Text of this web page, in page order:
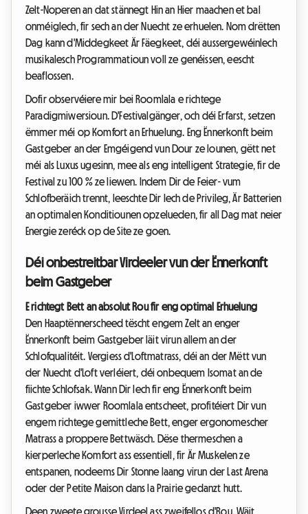
Zelt-Noperen an dat stännegt Hin an Hier maachen et bal
onméiglech, fir sech an der Nuecht ze erhuelen. Nom drëtten
Dag kann d'Middegkeet Är Fäegkeet, déi aussergewéinlech
musikalesch Programmatioun voll ze genéissen, eescht
beaflossen.
Dofir observéiere mir bei Roomlala e richtege
Paradigmiwersioun. D'Festivalgänger, och déi Erfarst, setzen
ëmmer méi op Komfort an Erhuelung. Eng Ënnerkonft beim
Gastgeber an der Emgéigend vun Dour ze lounen, gëtt net
méi als Luxus ugesinn, mee als eng intelligent Strategie, fir de
Festival zu 100 % ze liewen. Indem Dir de Feier- vum
Schlofberäich trennt, leeschte Dir Iech de Privileg, Är Batterien
an optimalen Konditiounen opzelueden, fir all Dag mat neier
Energie zeréck op de Site ze goen.
Déi onbestreitbar Virdeeler vun der Ënnerkonft
beim Gastgeber
E richtegt Bett an absolut Rou fir eng optimal Erhuelung
Den Haaptënnerscheed tëscht engem Zelt an enger
Ënnerkonft beim Gastgeber läit virun allem an der
Schlofqualitéit. Vergiess d'Loftmatrass, déi an der Mëtt vun
der Nuecht d'Loft verléiert, déi onbequem Isomat an de
fiichte Schlofsak. Wann Dir Iech fir eng Ënnerkonft beim
Gastgeber iwwer Roomlala entscheet, profitéiert Dir vun
engem richtege gemittleche Bett, enger ergonomescher
Matrass a proppere Bettwäsch. Dëse thermeschen a
kierperleche Komfort ass essentiell, fir Är Muskelen ze
entspanen, nodeems Dir Stonne laang virun der Last Arena
oder der Petite Maison dans la Prairie gedanzt hutt.
Deen zweete grousse Virdeel ass zweifellos d'Rou. Wäit